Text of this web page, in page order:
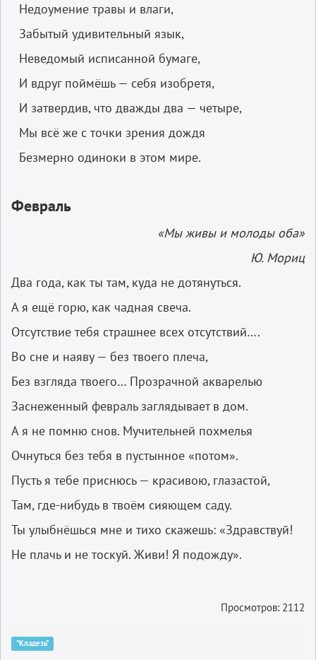
Недоумение травы и влаги,
Забытый удивительный язык,
Неведомый исписанной бумаге,
И вдруг поймёшь — себя изобретя,
И затвердив, что дважды два — четыре,
Мы всё же с точки зрения дождя
Безмерно одиноки в этом мире.
Февраль
«Мы живы и молоды оба»
Ю. Мориц
Два года, как ты там, куда не дотянуться.
А я ещё горю, как чадная свеча.
Отсутствие тебя страшнее всех отсутствий….
Во сне и наяву — без твоего плеча,
Без взгляда твоего… Прозрачной акварелью
Заснеженный февраль заглядывает в дом.
А я не помню снов. Мучительней похмелья
Очнуться без тебя в пустынное «потом».
Пусть я тебе приснюсь — красивою, глазастой,
Там, где­-нибудь в твоём сияющем саду.
Ты улыбнёшься мне и тихо скажешь: «Здравствуй!
Не плачь и не тоскуй. Живи! Я подожду».
Просмотров: 2112
"Кладезь"